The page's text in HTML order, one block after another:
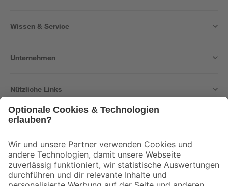
Wissen & Service
Unternehmen
Nützliche Links
Der toom Newsletter: Keine Angebote und Aktionen mehr verpassen!
Zur Newsletter Anmeldung